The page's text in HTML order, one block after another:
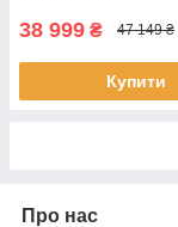
38 999 ₴ 47 149 ₴
Купити
Про нас